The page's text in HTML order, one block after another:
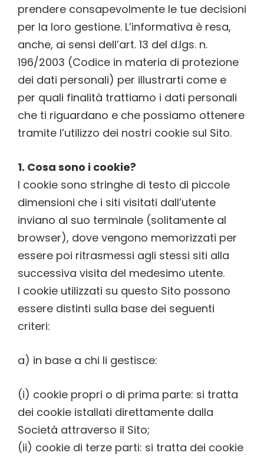
prendere consapevolmente le tue decisioni
per la loro gestione. L’informativa è resa,
anche, ai sensi dell’art. 13 del d.lgs. n.
196/2003 (Codice in materia di protezione
dei dati personali) per illustrarti come e
per quali finalità trattiamo i dati personali
che ti riguardano e che possiamo ottenere
tramite l’utilizzo dei nostri cookie sul Sito.
1. Cosa sono i cookie?
I cookie sono stringhe di testo di piccole
dimensioni che i siti visitati dall’utente
inviano al suo terminale (solitamente al
browser), dove vengono memorizzati per
essere poi ritrasmessi agli stessi siti alla
successiva visita del medesimo utente.
I cookie utilizzati su questo Sito possono
essere distinti sulla base dei seguenti
criteri:
a) in base a chi li gestisce:
(i) cookie propri o di prima parte: si tratta
dei cookie istallati direttamente dalla
Società attraverso il Sito;
(ii) cookie di terze parti: si tratta dei cookie